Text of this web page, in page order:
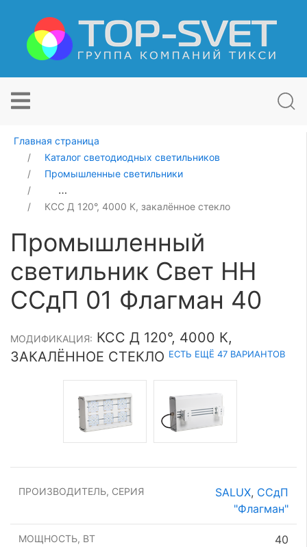
Главная страница
Каталог светодиодных светильников
Промышленные светильники
Промышленный светильник Свет НН ССдП 01
КСС Д 120°, 4000 К, закалённое стекло
Промышленный
светильник Свет НН
ССдП 01 Флагман 40
МОДИФИКАЦИЯ: КСС Д 120°, 4000 К,
ЗАКАЛЁННОЕ СТЕКЛО ЕСТЬ ЕЩЁ 47 ВАРИАНТОВ
ПРОИЗВОДИТЕЛЬ, СЕРИЯ SALUX, ССдП
"Флагман"
МОЩНОСТЬ, ВТ 40